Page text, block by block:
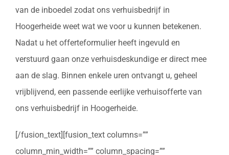
van de inboedel zodat ons verhuisbedrijf in
Hoogerheide weet wat we voor u kunnen betekenen.
Nadat u het offerteformulier heeft ingevuld en
verstuurd gaan onze verhuisdeskundige er direct mee
aan de slag. Binnen enkele uren ontvangt u, geheel
vrijblijvend, een passende eerlijke verhuisofferte van
ons verhuisbedrijf in Hoogerheide.
[/fusion_text][fusion_text columns=””
column_min_width=”” column_spacing=””